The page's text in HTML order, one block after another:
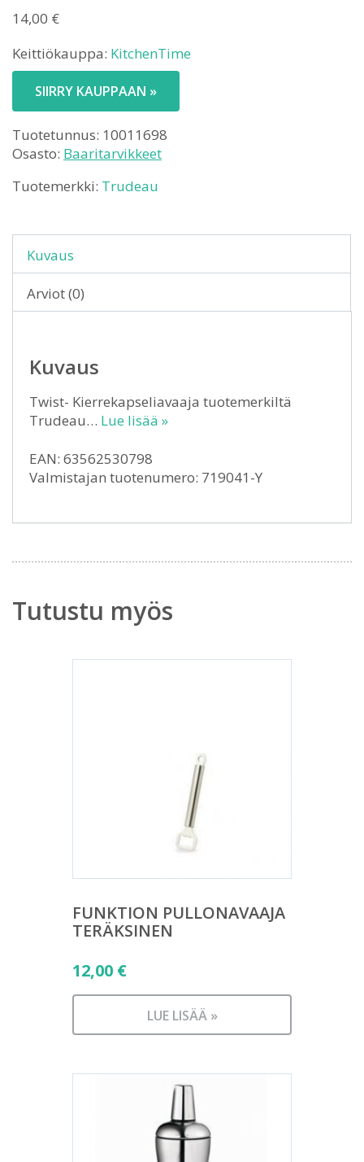
14,00 €
Keittiökauppa: KitchenTime
SIIRRY KAUPPAAN »
Tuotetunnus: 10011698
Osasto: Baaritarvikkeet
Tuotemerkki: Trudeau
Kuvaus
Arviot (0)
Kuvaus
Twist- Kierrekapseliavaaja tuotemerkiltä
Trudeau… Lue lisää »
EAN: 63562530798
Valmistajan tuotenumero: 719041-Y
Tutustu myös
FUNKTION PULLONAVAAJA
TERÄKSINEN
12,00 €
LUE LISÄÄ »